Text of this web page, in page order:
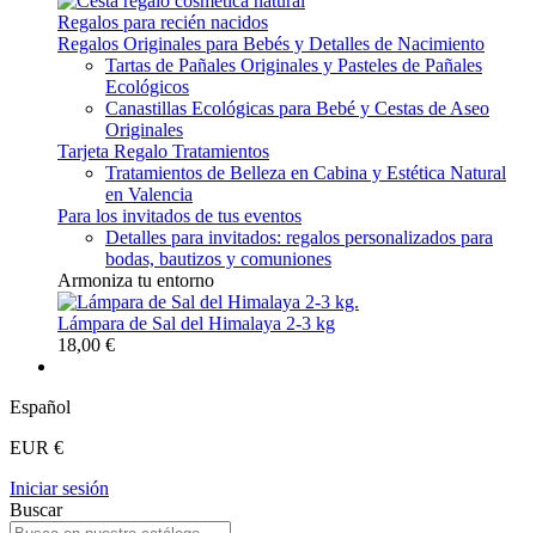
Regalos para recién nacidos
Regalos Originales para Bebés y Detalles de Nacimiento
Tartas de Pañales Originales y Pasteles de Pañales
Ecológicos
Canastillas Ecológicas para Bebé y Cestas de Aseo
Originales
Tarjeta Regalo Tratamientos
Tratamientos de Belleza en Cabina y Estética Natural
en Valencia
Para los invitados de tus eventos
Detalles para invitados: regalos personalizados para
bodas, bautizos y comuniones
Armoniza tu entorno
Lámpara de Sal del Himalaya 2-3 kg
18,00 €
Español
EUR €
Iniciar sesión
Buscar